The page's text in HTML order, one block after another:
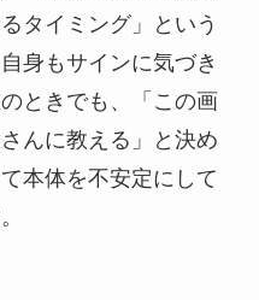
タイミング」という
身もサインに気づき
ときでも、「この画
んに教える」と決め
本体を不安定にして